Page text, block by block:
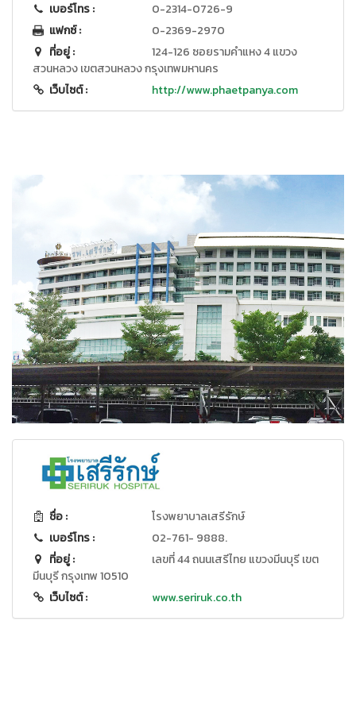
เบอร์โทร :
0-2314-0726-9
แฟกซ์ :
0-2369-2970
ที่อยู่ :
124-126 ซอยรามคำแหง 4 แขวง
สวนหลวง เขตสวนหลวง กรุงเทพมหานคร
เว็บไซต์ :
http://www.phaetpanya.com
ชื่อ :
โรงพยาบาลเสรีรักษ์
เบอร์โทร :
02-761- 9888.
ที่อยู่ :
เลขที่ 44 ถนนเสรีไทย แขวงมีนบุรี เขต
มีนบุรี กรุงเทพ 10510
เว็บไซต์ :
www.seriruk.co.th